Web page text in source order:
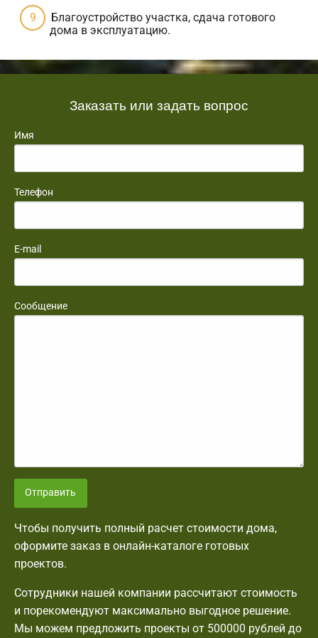
Благоустройство участка, сдача готового
дома в эксплуатацию.
Заказать или задать вопрос
Имя
Телефон
E-mail
Сообщение
Отправить
Чтобы получить полный расчет стоимости дома,
оформите заказ в онлайн-каталоге готовых
проектов.
Сотрудники нашей компании рассчитают стоимость
и порекомендуют максимально выгодное решение.
Мы можем предложить проекты от 500000 рублей до